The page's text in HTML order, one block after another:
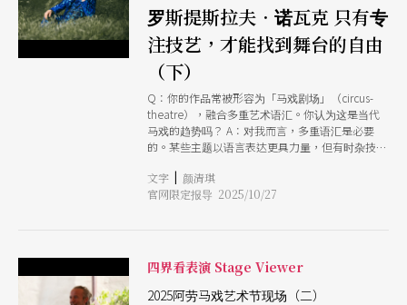
a loutkovho divadla）的专业训练后，逐渐转向
马戏与跨界剧场。 2008 年，他与弟弟维特克．诺
瓦克（Vtek Novk）共同创立夜店马戏团，名字取
自捷克语「酒馆」之意。10多年来，团队创作超过
30个作品，巡演30余国。诺瓦克不断尝试把杂技、
舞蹈、戏剧、音乐与视觉元素交织，他说：「我不
想只满足观众或评论家的期待，马戏必须不断探索
新的边界。」这样的信念，正体现在《奔跑者》的
作品企图上。
罗斯提斯拉夫．诺瓦克 只有专
注技艺，才能找到舞台的自由
（下）
Q：你的作品常被形容为「马戏剧场」（circus-
theatre），融合多重艺术语汇。你认为这是当代
马戏的趋势吗？ A：对我而言，多重语汇是必要
的。某些主题以语言表达更具力量，但有时杂技动
情感与思想的方式。 我总是从主题出发，再寻找
最合适的表达形式。马戏艺术、技艺与平衡永远是
词，你如何看待当代马戏与传统马戏的关系？ A：
20世纪初，捷克曾拥有欧洲最大之一的马戏团，不
仅为娱乐，其目的也有教育性让人们能见到平时无
文字 | 颜清琪
官网限定报导 2025/10/27
四界看表演 Stage Viewer
2025阿劳马戏艺术节现场（二）